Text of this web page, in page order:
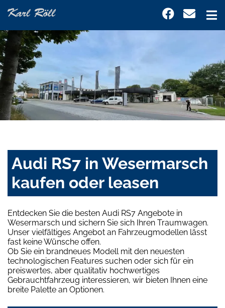
Audi RS7 in Wesermarsch
kaufen oder leasen
Entdecken Sie die besten Audi RS7 Angebote in
Wesermarsch und sichern Sie sich Ihren Traumwagen.
Unser vielfältiges Angebot an Fahrzeugmodellen lässt
fast keine Wünsche offen.
Ob Sie ein brandneues Modell mit den neuesten
technologischen Features suchen oder sich für ein
preiswertes, aber qualitativ hochwertiges
Gebrauchtfahrzeug interessieren, wir bieten Ihnen eine
breite Palette an Optionen.